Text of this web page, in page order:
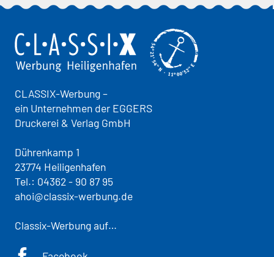
CLASSIX-Werbung –
ein Unternehmen der EGGERS
Druckerei & Verlag GmbH
Dührenkamp 1
23774 Heiligenhafen
Tel.: 04362 - 90 87 95
ahoi@classix-werbung.de
Classix-Werbung auf…